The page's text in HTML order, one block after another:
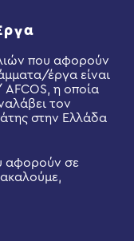
που αφορούν
έργα είναι
η οποία
τον
στην Ελλάδα
αφορούν σε